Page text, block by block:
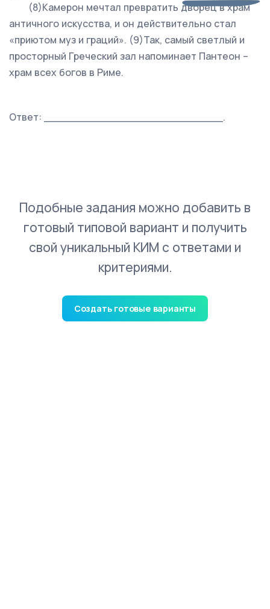
(8)Камерон мечтал превратить дворец в храм
античного искусства, и он действительно стал
«приютом муз и граций». (9)Так, самый светлый и
просторный Греческий зал напоминает Пантеон –
храм всех богов в Риме.
Ответ: ___________________________.
Подобные задания можно добавить в
готовый типовой вариант и получить
свой уникальный КИМ с ответами и
критериями.
Создать готовые варианты